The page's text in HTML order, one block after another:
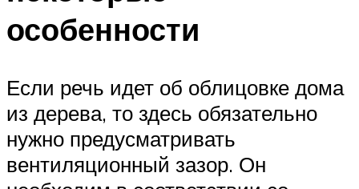
особенности
Если речь идет об облицовке дома
из дерева, то здесь обязательно
нужно предусматривать
вентиляционный зазор. Он